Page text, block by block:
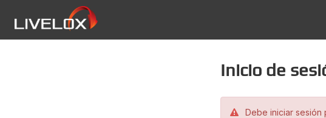
Inicio de
Debe iniciar sesión